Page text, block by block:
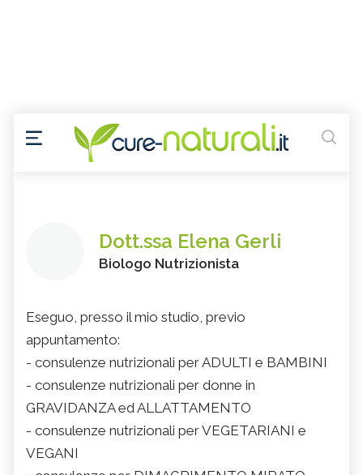
Dott.ssa Elena Gerli
Biologo Nutrizionista
Eseguo, presso il mio studio, previo
appuntamento:
- consulenze nutrizionali per ADULTI e BAMBINI
- consulenze nutrizionali per donne in
GRAVIDANZA ed ALLATTAMENTO
- consulenze nutrizionali per VEGETARIANI e
VEGANI